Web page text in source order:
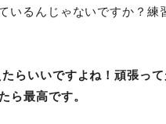
いるんじゃないですか？練
らいいですよね！頑張って
ら最高です。